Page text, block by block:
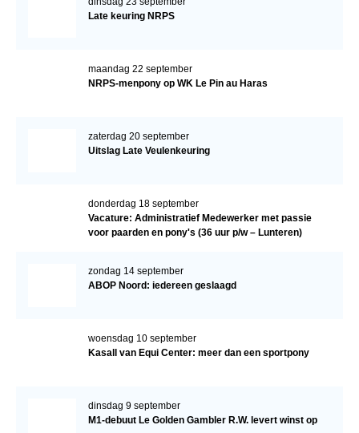
Late keuring NRPS
maandag 22 september
NRPS-menpony op WK Le Pin au Haras
zaterdag 20 september
Uitslag Late Veulenkeuring
donderdag 18 september
Vacature: Administratief Medewerker met passie
voor paarden en pony's (36 uur p/w – Lunteren)
zondag 14 september
ABOP Noord: iedereen geslaagd
woensdag 10 september
Kasall van Equi Center: meer dan een sportpony
dinsdag 9 september
M1-debuut Le Golden Gambler R.W. levert winst op